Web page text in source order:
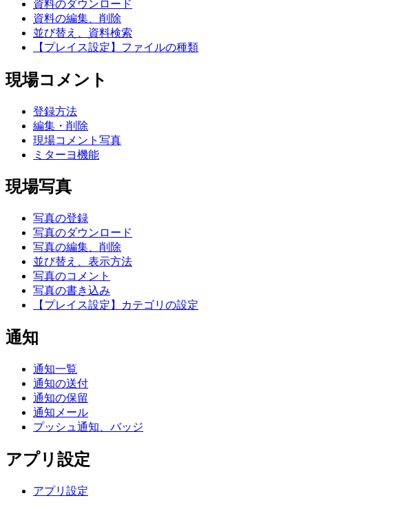
資料のダウンロード
資料の編集、削除
並び替え、資料検索
【プレイス設定】ファイルの種類
現場コメント
登録方法
編集・削除
現場コメント写真
ミターヨ機能
現場写真
写真の登録
写真のダウンロード
写真の編集、削除
並び替え、表示方法
写真のコメント
写真の書き込み
【プレイス設定】カテゴリの設定
通知
通知一覧
通知の送付
通知の保留
通知メール
プッシュ通知、バッジ
アプリ設定
アプリ設定